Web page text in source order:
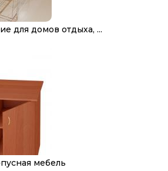
для домов отдыха, ...
мебель